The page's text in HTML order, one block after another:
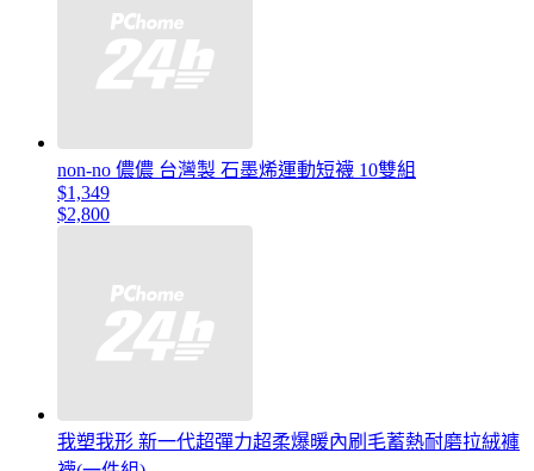
non-no 儂儂 台灣製 石墨烯運動短襪 10雙組
$1,349
$2,800
我塑我形 新一代超彈力超柔爆暖內刷毛蓄熱耐磨拉絨褲